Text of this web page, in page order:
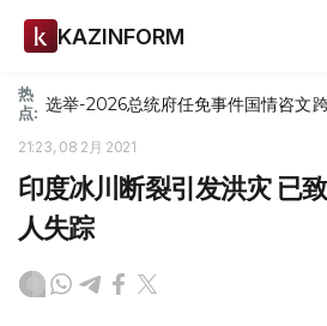
KAZINFORM
热
点: 选举-2026总统府任免事件国情咨文
21:23, 08 2月 2021
印度冰川断裂引发洪灾 已
人失踪